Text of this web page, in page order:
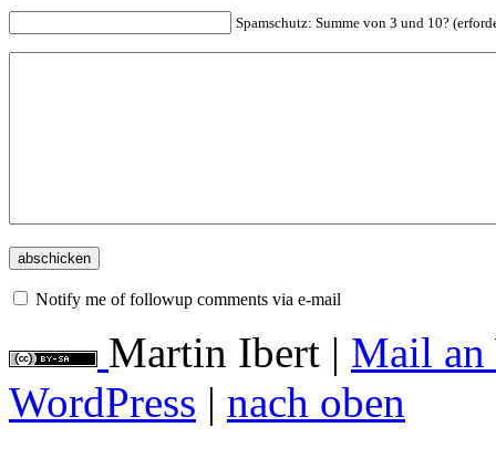
Spamschutz: Summe von 3 und 10?
Notify me of followup comments via e-mail
Martin Ibert | Mail an
WordPress | nach oben